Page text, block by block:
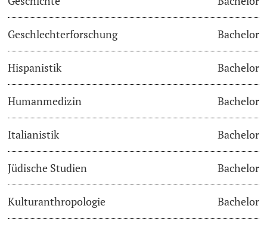
Student Advice Center
Funding
Career Counseling
Social Services & Health Care
Inclusive University
Support Services Guide
Geschlechterforschung Bachelor
Hispanistik Bachelor
Humanmedizin Bachelor
Italianistik Bachelor
Jüdische Studien Bachelor
Kulturanthropologie Bachelor